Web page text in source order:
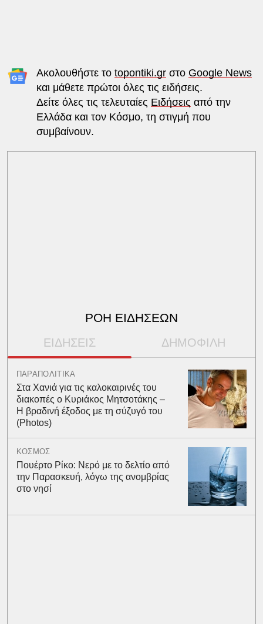
Ακολουθήστε το topontiki.grστο Google News
και μάθετε πρώτοι όλες τις ειδήσεις.
Δείτε όλες τις τελευταίες Ειδήσεις από την
Ελλάδα και τον Κόσμο, τη στιγμή που
συμβαίνουν.
ΡΟΗ ΕΙΔΗΣΕΩΝ
ΕΙΔΗΣΕΙΣ ΔΗΜΟΦΙΛΗ
ΠΑΡΑΠΟΛΙΤΙΚΑ
Στα Χανιά για τις καλοκαιρινές του
διακοπές ο Κυριάκος Μητσοτάκης –
Η βραδινή έξοδος με τη σύζυγό του
(Photos)
ΚΟΣΜΟΣ
Πουέρτο Ρίκο: Νερό με το δελτίο από
την Παρασκευή, λόγω της ανομβρίας
στο νησί